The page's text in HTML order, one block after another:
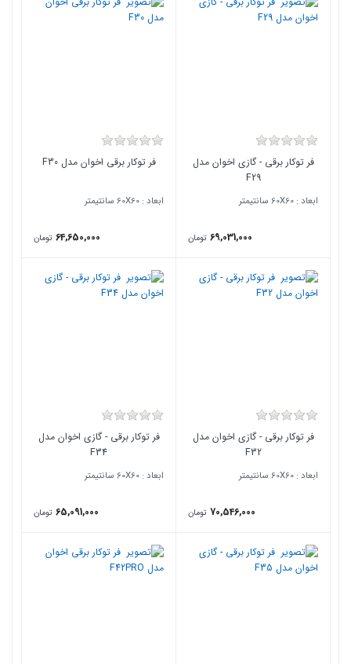
فر توکار برقی - گازی اخوان مدل
F29
ابعاد : 60X60 سانتیمتر
69,031,000 تومان
فر توکار برقی اخوان مدل F30
ابعاد : 60X60 سانتیمتر
64,650,000 تومان
فر توکار برقی - گازی اخوان مدل
F32
ابعاد : 60X60 سانتیمتر
70,546,000 تومان
فر توکار برقی - گازی اخوان مدل
F34
ابعاد : 60X60 سانتیمتر
65,091,000 تومان